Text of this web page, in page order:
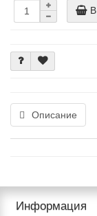
Описание
Информация